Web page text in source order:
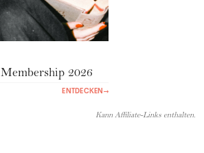
2026
ENTDECKEN →
Kann Affiliate-Links enthalten.